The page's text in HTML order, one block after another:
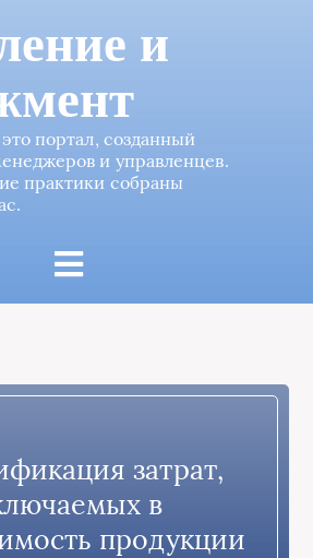
и
портал, созданный
и управленцев.
практики собраны
затрат,
в
продукции